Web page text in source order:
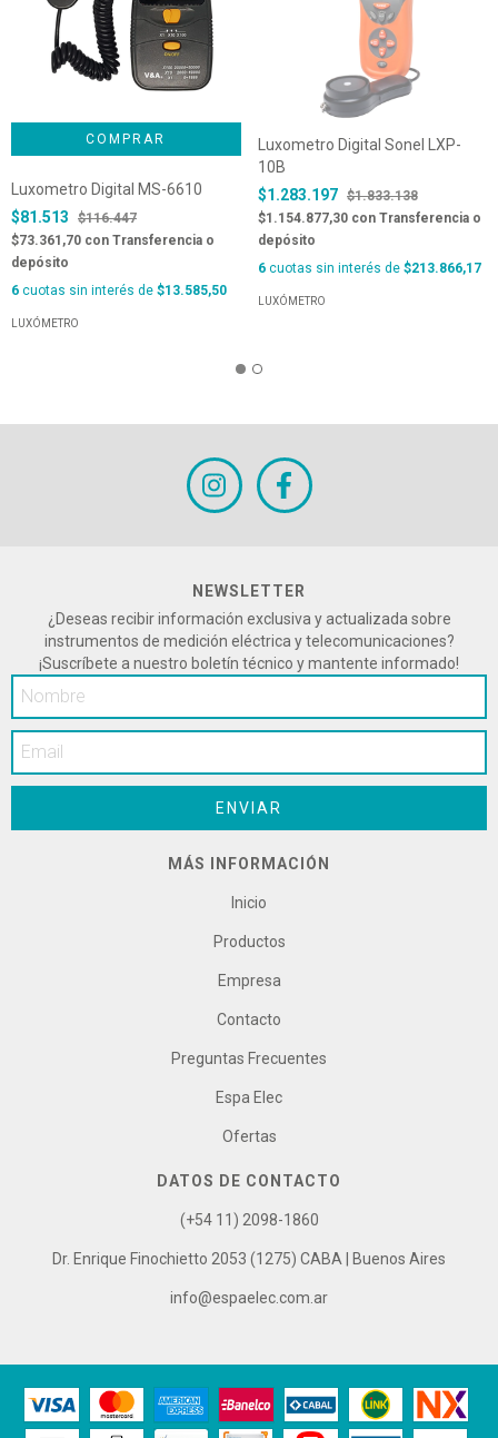
Luxometro Digital MS-6610
$81.513
$116.447
$73.361,70 con Transferencia o
depósito
6 cuotas sin interés de $13.585,50
LUXÓMETRO
Luxometro Digital Sonel LXP-
10B
$1.283.197 $1.833.138
$1.154.877,30 con Transferencia o
depósito
6cuotas sin interés de $213.866,17
LUXÓMETRO
NEWSLETTER
¿Deseas recibir información exclusiva y actualizada sobre
instrumentos de medición eléctrica y telecomunicaciones?
¡Suscríbete a nuestro boletín técnico y mantente informado!
MÁS INFORMACIÓN
Inicio
Productos
Empresa
Contacto
Preguntas Frecuentes
Espa Elec
Ofertas
DATOS DE CONTACTO
(+54 11) 2098-1860
Dr. Enrique Finochietto 2053 (1275) CABA | Buenos Aires
info@espaelec.com.ar